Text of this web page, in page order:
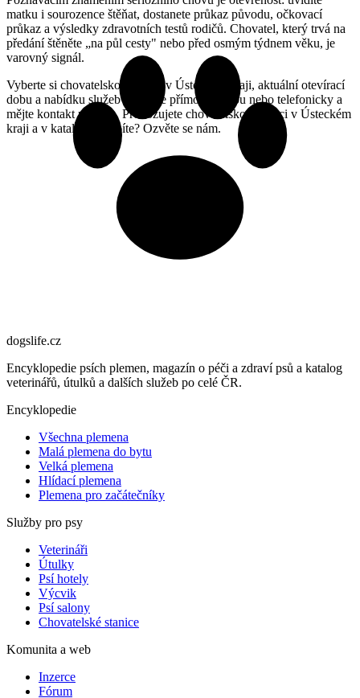
matku i sourozence štěňat, dostanete průkaz původu, očkovací
průkaz a výsledky zdravotních testů rodičů. Chovatel, který trvá na
předání štěněte „na půl cesty" nebo před osmým týdnem věku, je
varovný signál.
Vyberte si chovatelskou stanici v Ústeckém kraji, aktuální otevírací
dobu a nabídku služeb si ověřte přímo na webu nebo telefonicky a
mějte kontakt po ruce. Provozujete chovatelskou stanici v Ústeckém
kraji a v katalogu chybíte? Ozvěte se nám.
dogslife.cz
Encyklopedie psích plemen, magazín o péči a zdraví psů a katalog
veterinářů, útulků a dalších služeb po celé ČR.
Encyklopedie
Všechna plemena
Malá plemena do bytu
Velká plemena
Hlídací plemena
Plemena pro začátečníky
Služby pro psy
Veterináři
Útulky
Psí hotely
Výcvik
Psí salony
Chovatelské stanice
Komunita a web
Inzerce
Fórum